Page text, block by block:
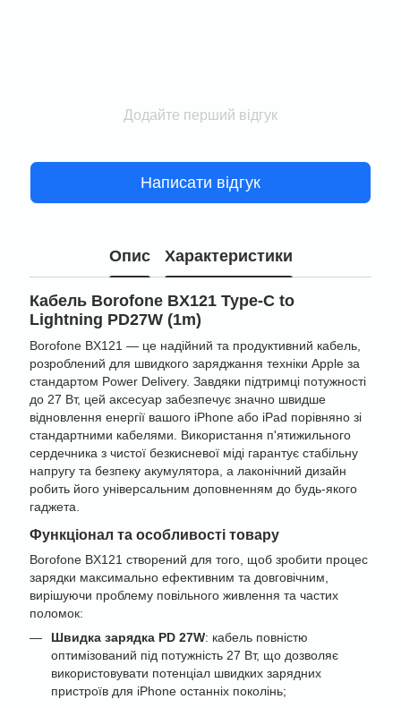
Додайте перший відгук
Написати відгук
Опис Характеристики
Кабель Borofone BX121 Type-C to
Lightning PD27W (1m)
Borofone BX121 — це надійний та продуктивний кабель,
розроблений для швидкого заряджання техніки Apple за
стандартом Power Delivery. Завдяки підтримці потужності
до 27 Вт, цей аксесуар забезпечує значно швидше
відновлення енергії вашого iPhone або iPad порівняно зі
стандартними кабелями. Використання п'ятижильного
сердечника з чистої безкисневої міді гарантує стабільну
напругу та безпеку акумулятора, а лаконічний дизайн
робить його універсальним доповненням до будь-якого
гаджета.
Функціонал та особливості товару
Borofone BX121 створений для того, щоб зробити процес
зарядки максимально ефективним та довговічним,
вирішуючи проблему повільного живлення та частих
поломок:
Швидка зарядка PD 27W: кабель повністю
оптимізований під потужність 27 Вт, що дозволяє
використовувати потенціал швидких зарядних
пристроїв для iPhone останніх поколінь;